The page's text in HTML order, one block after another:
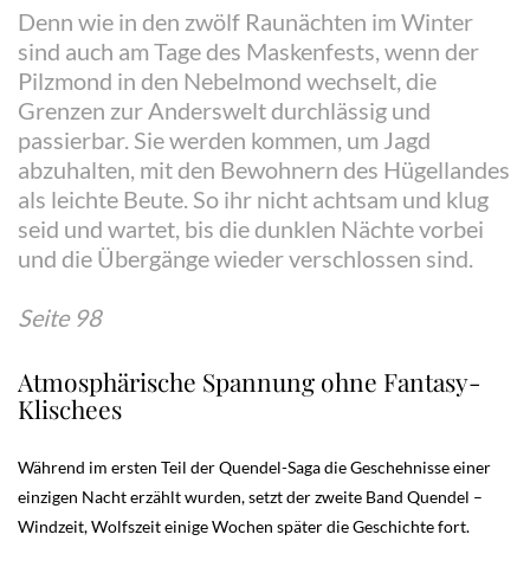
Denn wie in den zwölf Raunächten im Winter
sind auch am Tage des Maskenfests, wenn der
Pilzmond in den Nebelmond wechselt, die
Grenzen zur Anderswelt durchlässig und
passierbar. Sie werden kommen, um Jagd
abzuhalten, mit den Bewohnern des Hügellandes
als leichte Beute. So ihr nicht achtsam und klug
seid und wartet, bis die dunklen Nächte vorbei
und die Übergänge wieder verschlossen sind.
Seite 98
Atmosphärische Spannung ohne Fantasy-
Klischees
Während im ersten Teil der Quendel-Saga die Geschehnisse einer
einzigen Nacht erzählt wurden, setzt der zweite Band Quendel –
Windzeit, Wolfszeit einige Wochen später die Geschichte fort.